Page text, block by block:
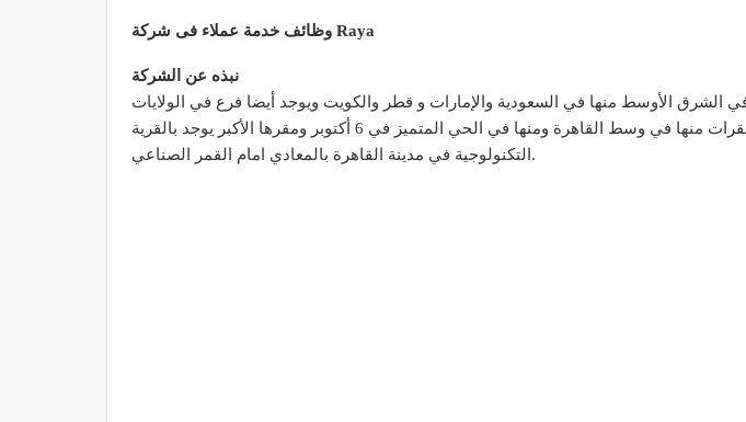
وظائف خدمة عملاء فى شركة Raya
نبذه عن الشركة
الشرق الأوسط منها في السعودية والإمارات و قطر والكويت ويوجد أيضا فرع في الولايات
المتحدة الأمريكية اسهم الشركة مدرجة في بورصتي القاهرة والإسكندرية وللشركة عدة مقرات منها في وسط القاهرة ومنها في الحي المتميز في 6 أكتوبر ومقرها الأكبر يوجد بالقرية
التكنولوجية في مدينة القاهرة بالمعادي امام القمر الصناعي.